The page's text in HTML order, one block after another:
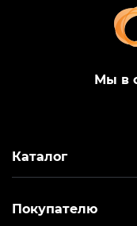
Мы в
Каталог
Покупателю